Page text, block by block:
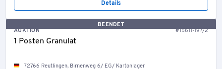
Details
BEENDET
AUKTION
#15611-197/2
1 Posten Granulat
72766 Reutlingen, Birnenweg 6/ EG/ Kartonlager